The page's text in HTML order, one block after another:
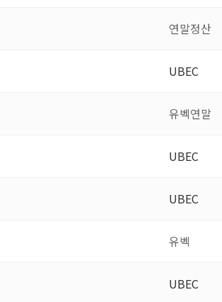
연말정산
UBEC
유벡연말
UBEC
UBEC
유벡
UBEC